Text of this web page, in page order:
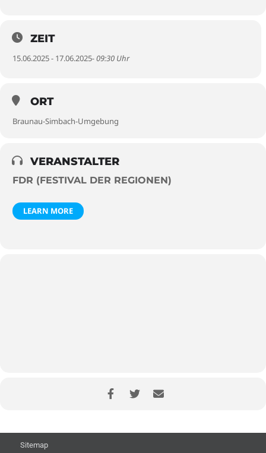
ZEIT
15.06.2025 - 17.06.2025- 09:30 Uhr
ORT
Braunau-Simbach-Umgebung
VERANSTALTER
FDR (FESTIVAL DER REGIONEN)
LEARN MORE
Sitemap